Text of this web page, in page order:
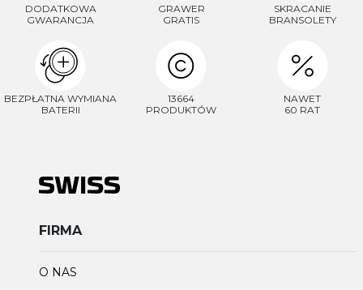
DODATKOWA
GWARANCJA
GRAWER
GRATIS
SKRACANIE
BRANSOLETY
BEZPŁATNA WYMIANA
BATERII
13664
PRODUKTÓW
NAWET
60 RAT
FIRMA
O NAS